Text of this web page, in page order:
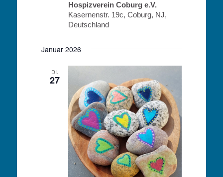
Hospizverein Coburg e.V.
Kasernenstr. 19c, Coburg, NJ,
Deutschland
Januar 2026
DI.
27